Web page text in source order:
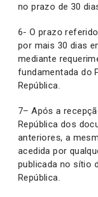
no prazo de 30
6- O prazo
por mais 30 dias
mediante
fundamentada do
República.
7– Após a
República dos
anteriores, a
acedida por
publicada no sítio
República.